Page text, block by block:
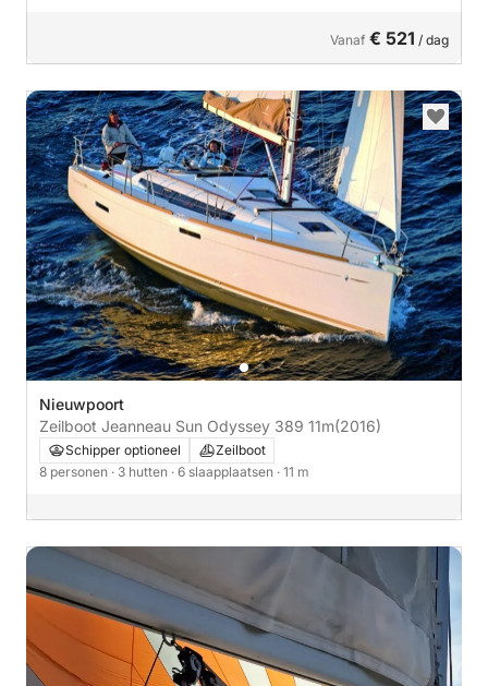
Vanaf € 521 / dag
Nieuwpoort
Zeilboot Jeanneau Sun Odyssey 389 11m(2016)
Schipper optioneel
Zeilboot
8 personen · 3 hutten · 6 slaapplaatsen · 11 m